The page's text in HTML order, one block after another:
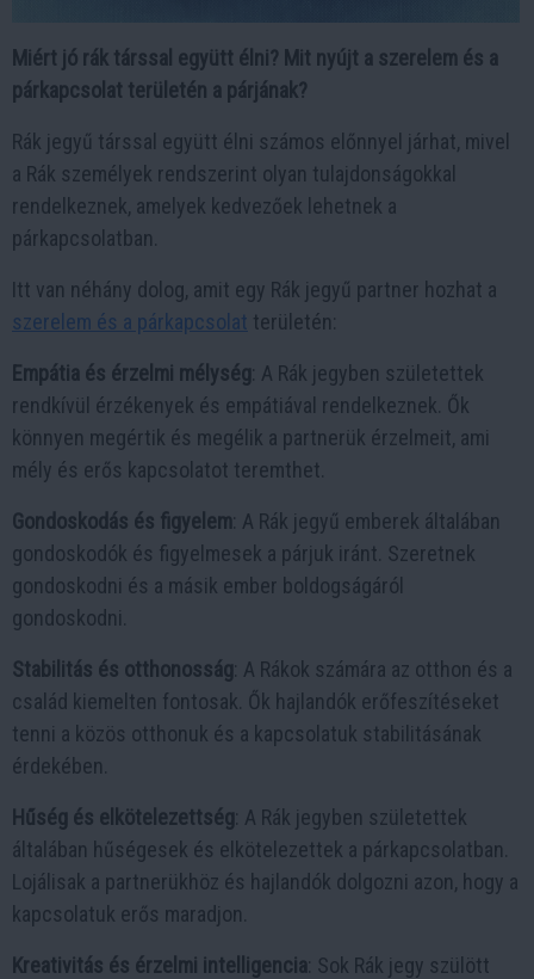
Miért jó rák társsal együtt élni? Mit nyújt a szerelem és a
párkapcsolat területén a párjának?
Rák jegyű társsal együtt élni számos előnnyel járhat, mivel
a Rák személyek rendszerint olyan tulajdonságokkal
rendelkeznek, amelyek kedvezőek lehetnek a
párkapcsolatban.
Itt van néhány dolog, amit egy Rák jegyű partner hozhat a
szerelem és a párkapcsolat területén:
Empátia és érzelmi mélység : A Rák jegyben születettek
rendkívül érzékenyek és empátiával rendelkeznek. Ők
könnyen megértik és megélik a partnerük érzelmeit, ami
mély és erős kapcsolatot teremthet.
Gondoskodás és figyelem : A Rák jegyű emberek általában
gondoskodók és figyelmesek a párjuk iránt. Szeretnek
gondoskodni és a másik ember boldogságáról
gondoskodni.
Stabilitás és otthonosság : A Rákok számára az otthon és a
család kiemelten fontosak. Ők hajlandók erőfeszítéseket
tenni a közös otthonuk és a kapcsolatuk stabilitásának
érdekében.
Hűség és elkötelezettség : A Rák jegyben születettek
általában hűségesek és elkötelezettek a párkapcsolatban.
Lojálisak a partnerükhöz és hajlandók dolgozni azon, hogy a
kapcsolatuk erős maradjon.
Kreativitás és érzelmi intelligencia : Sok Rák jegy szülött